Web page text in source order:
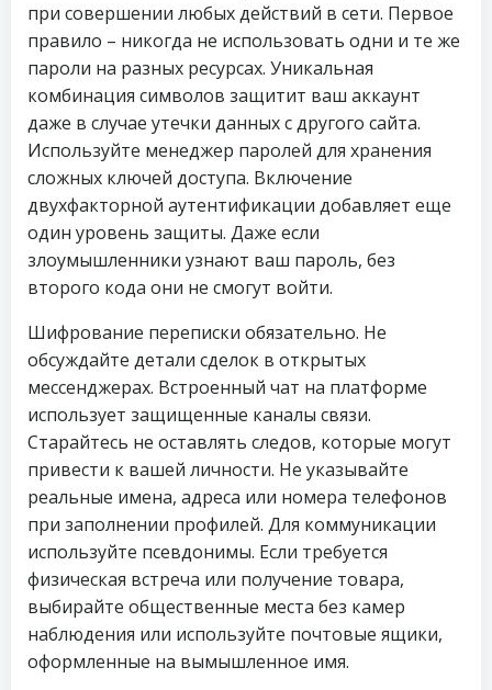
при совершении любых действий в сети. Первое
правило – никогда не использовать одни и те же
пароли на разных ресурсах. Уникальная
комбинация символов защитит ваш аккаунт
даже в случае утечки данных с другого сайта.
Используйте менеджер паролей для хранения
сложных ключей доступа. Включение
двухфакторной аутентификации добавляет еще
один уровень защиты. Даже если
злоумышленники узнают ваш пароль, без
второго кода они не смогут войти.
Шифрование переписки обязательно. Не
обсуждайте детали сделок в открытых
мессенджерах. Встроенный чат на платформе
использует защищенные каналы связи.
Старайтесь не оставлять следов, которые могут
привести к вашей личности. Не указывайте
реальные имена, адреса или номера телефонов
при заполнении профилей. Для коммуникации
используйте псевдонимы. Если требуется
физическая встреча или получение товара,
выбирайте общественные места без камер
наблюдения или используйте почтовые ящики,
оформленные на вымышленное имя.